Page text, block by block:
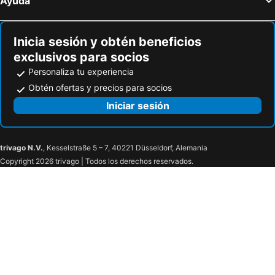
Hoteles en Bac Ninh
Hoteles en Ben Tre
Inicia sesión y obtén beneficios
exclusivos para socios
Personaliza tu experiencia
Obtén ofertas y precios para socios
Iniciar sesión
trivago N.V., Kesselstraße 5 – 7, 40221 Düsseldorf, Alemania
Copyright 2026 trivago | Todos los derechos reservados.